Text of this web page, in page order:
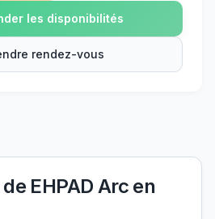
les disponibilités
rendez-vous
EHPAD Arc en